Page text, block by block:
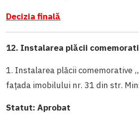
Decizia finală
12. Instalarea plăcii
1. Instalarea plăcii comemorative
fațada imobilului nr. 31 din str.
Statut: Aprobat